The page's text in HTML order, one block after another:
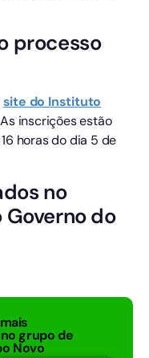
processo
site do Instituto
inscrições estão
horas do dia 5 de
no
do
grupo de
Novo